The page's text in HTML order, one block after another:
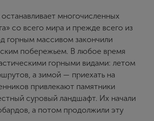
многочисленных
со всего мира и прежде всего из
горным массивом закончили
побережьем. В любое время
горными видами: летом
а зимой — приехать на
привлекают памятники
суровый ландшафт. Их начали
а потом продолжили эту